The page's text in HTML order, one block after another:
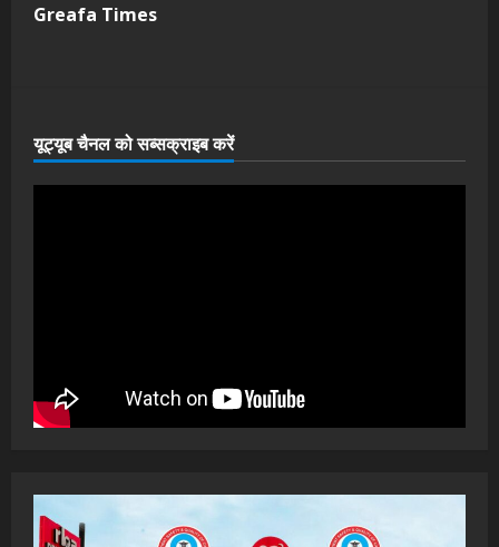
Greafa Times
यूट्यूब चैनल को सब्सक्राइब करें